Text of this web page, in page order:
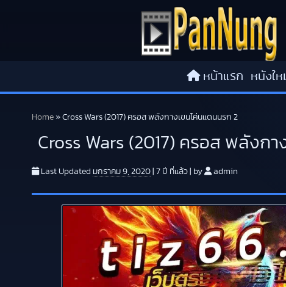
หน้าแรก หนังให
Home » Cross Wars (2017) ครอส พลังกางเขนโค่นแดนนรก 2
Cross Wars (2017) ครอส พลังก
Last Updated มกราคม 9, 2020 7 ปี ที่แล้ว by admin